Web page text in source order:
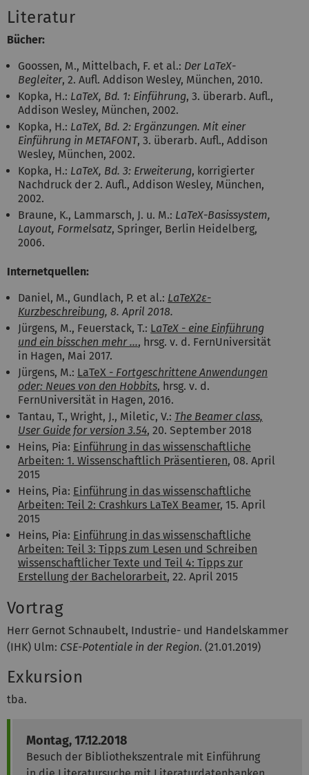
Literatur
Bücher:
Goossen, M., Mittelbach, F. et al.: Der LaTeX-
Begleiter, 2. Aufl. Addison Wesley, München, 2010.
Kopka, H.: LaTeX, Bd. 1: Einführung, 3. überarb. Aufl.,
Addison Wesley, München, 2002.
Kopka, H.: LaTeX, Bd. 2: Ergänzungen. Mit einer
Einführung in METAFONT, 3. überarb. Aufl., Addison
Wesley, München, 2002.
Kopka, H.: LaTeX, Bd. 3: Erweiterung, korrigierter
Nachdruck der 2. Aufl., Addison Wesley, München,
2002.
Braune, K., Lammarsch, J. u. M.: LaTeX-Basissystem,
Layout, Formelsatz, Springer, Berlin Heidelberg,
2006.
Internetquellen:
Daniel, M., Gundlach, P. et al.: LaTeX2ε-
Kurzbeschreibung, 8. April 2018.
Jürgens, M., Feuerstack, T.: LaTeX - eine Einführung
und ein bisschen mehr ..., hrsg. v. d. FernUniversität
in Hagen, Mai 2017.
Jürgens, M.: LaTeX - Fortgeschrittene Anwendungen
oder: Neues von den Hobbits, hrsg. v. d.
FernUniversität in Hagen, 2016.
Tantau, T., Wright, J., Miletic, V.: The Beamer class,
User Guide for version 3.54, 20. September 2018
Heins, Pia: Einführung in das wissenschaftliche
Arbeiten: 1. Wissenschaftlich Präsentieren, 08. April
2015
Heins, Pia: Einführung in das wissenschaftliche
Arbeiten: Teil 2: Crashkurs LaTeX Beamer, 15. April
2015
Heins, Pia: Einführung in das wissenschaftliche
Arbeiten: Teil 3: Tipps zum Lesen und Schreiben
wissenschaftlicher Texte und Teil 4: Tipps zur
Erstellung der Bachelorarbeit, 22. April 2015
Vortrag
Herr Gernot Schnaubelt, Industrie- und Handelskammer
(IHK) Ulm: CSE-Potentiale in der Region. (21.01.2019)
Exkursion
tba.
Montag, 17.12.2018
Besuch der Bibliothekszentrale mit Einführung